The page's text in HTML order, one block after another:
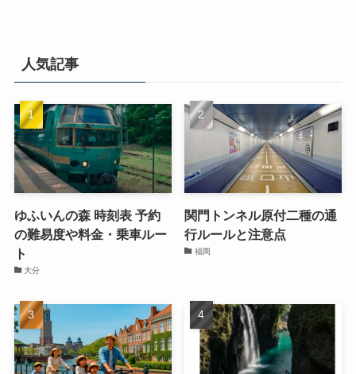
人気記事
ゆふいんの森 時刻表 予約
の難易度や料金・乗車ルー
ト
大分
関門トンネル原付二種の通
行ルールと注意点
福岡